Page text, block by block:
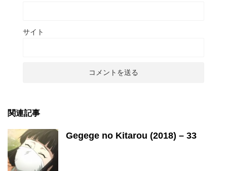
サイト
関連記事
Gegege no Kitarou (2018) – 33